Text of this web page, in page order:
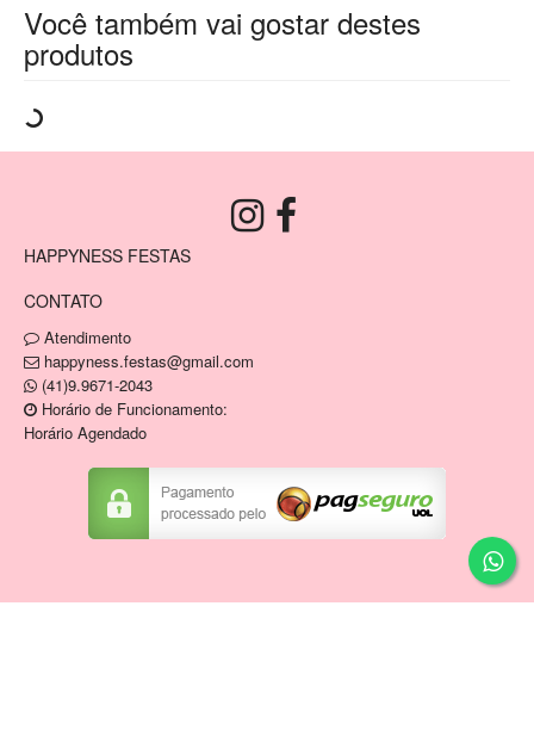
Você também vai gostar destes
produtos
HAPPYNESS FESTAS
CONTATO
Atendimento
happyness.festas@gmail.com
(41)9.9671-2043
Horário de Funcionamento:
Horário Agendado